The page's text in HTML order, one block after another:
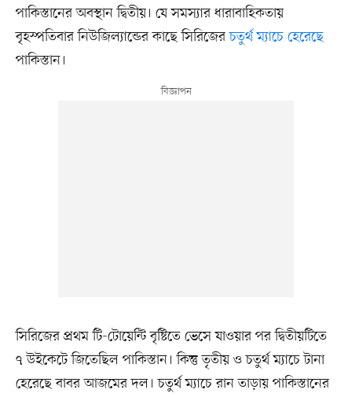
পাকিস্তানের অবস্থান দ্বিতীয়। যে সমস্যার ধারাবাহিকতায়
বৃহস্পতিবার নিউজিল্যান্ডের কাছে সিরিজেরচতুর্থ ম্যাচে হেরেছে
পাকিস্তান।
সিরিজের প্রথম টি-টোয়েন্টি বৃষ্টিতে ভেসে যাওয়ার পর দ্বিতীয়টিতে
৭ উইকেটে জিতেছিল পাকিস্তান। কিন্তু তৃতীয় ও চতুর্থ ম্যাচে টানা
হেরেছে বাবর আজমের দল। চতুর্থ ম্যাচে রান তাড়ায় পাকিস্তানের